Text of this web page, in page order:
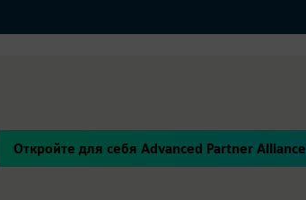
Откройте для себя Advanced Partner Alliance